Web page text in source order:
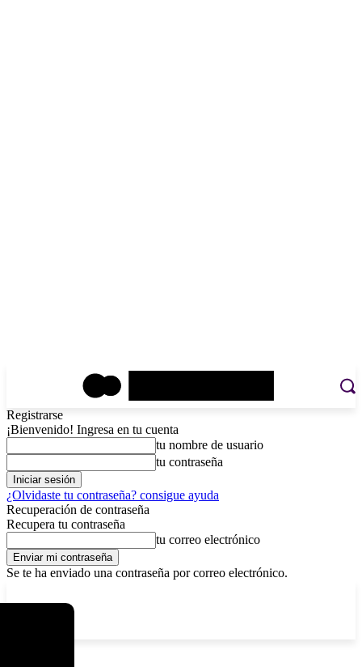
Registrarse
¡Bienvenido! Ingresa en tu cuenta
tu nombre de usuario
tu contraseña
¿Olvidaste tu contraseña? consigue ayuda
Recuperación de contraseña
Recupera tu contraseña
tu correo electrónico
Se te ha enviado una contraseña por correo electrónico.